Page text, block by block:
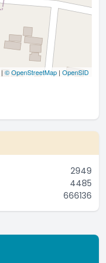
| © OpenStreetMap | OpenSID
2949
4485
666136